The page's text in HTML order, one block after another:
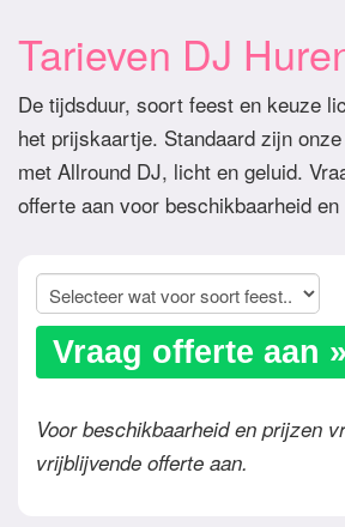
Tarieven DJ
De tijdsduur, soort feest en keuze
het prijskaartje. Standaard zijn
met Allround DJ, licht en geluid.
offerte aan voor beschikbaarheid
Vraag offerte aan »
Voor beschikbaarheid en prijzen
vrijblijvende offerte aan.